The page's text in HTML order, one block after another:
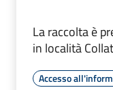
La raccolta è
in località
Accesso